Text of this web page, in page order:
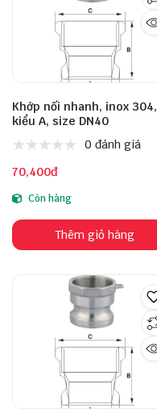
Khớp nối nhanh, inox 304,
kiểu A, size DN40
0 đánh giá
70,400đ
Còn hàng
Thêm giỏ hàng